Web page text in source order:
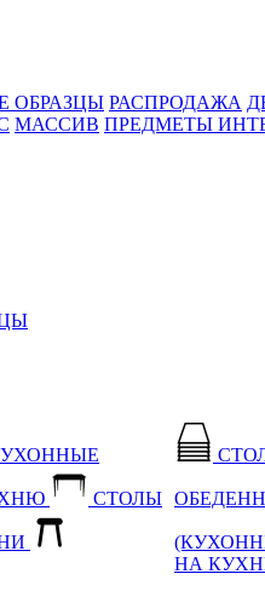
ОБРАЗЦЫ РАСПРОДАЖА
МАССИВ ПРЕДМЕТЫ
СТОЛЫ
НА